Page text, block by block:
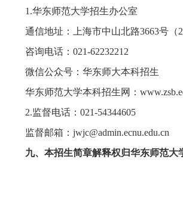
1.华东师范大学招生办公室
通信地址：上海市中山北路3663号（
咨询电话： 021-62232212
微信公众号：华东师大本科招生
华东师范大学本科招生网：
2.监督电话： 021-54344605
监督邮箱： jwjc@admin.ecnu.edu.cn
九、本招生简章解释权归华东师范大